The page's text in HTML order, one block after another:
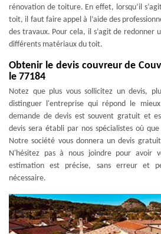
rénovation de toiture. En effet, lorsqu’il
toit, il faut faire appel à l’aide des
des travaux. Pour cela, il s’agit de redonner
différents matériaux du toit.
Obtenir le devis couvreur de
le 77184
Notez que plus vous sollicitez un devis,
distinguer l'entreprise qui répond le
demande de devis est souvent gratuit et
devis sera établi par nos spécialistes où
Notre société vous donnera un devis
N'hésitez pas à nous joindre pour avoir
estimation est précise, sans erreur et
nécessaire.